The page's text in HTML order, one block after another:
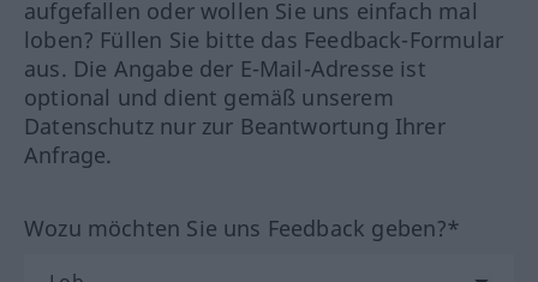
aufgefallen oder wollen Sie uns einfach mal
loben? Füllen Sie bitte das Feedback-Formular
aus. Die Angabe der E-Mail-Adresse ist
optional und dient gemäß unserem
Datenschutz nur zur Beantwortung Ihrer
Anfrage.
Wozu möchten Sie uns Feedback geben?*